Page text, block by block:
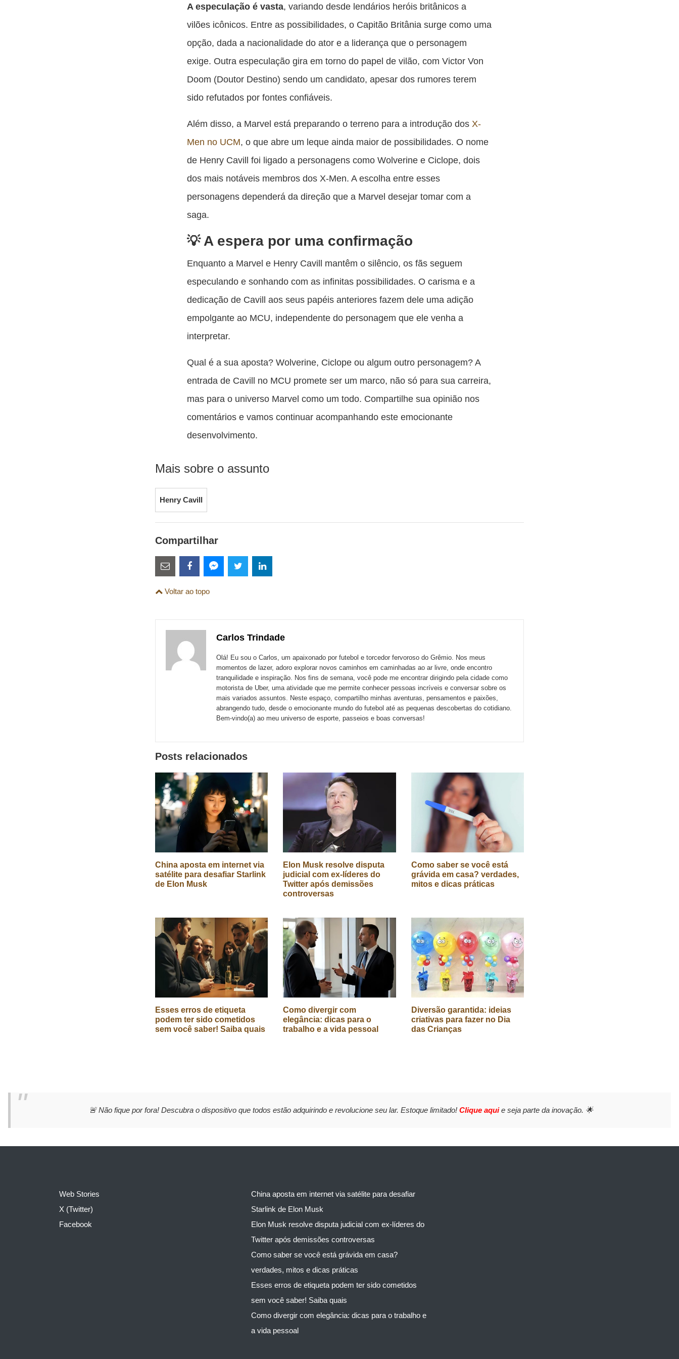
A especulação é vasta, variando desde lendários heróis britânicos a
vilões icônicos. Entre as possibilidades, o Capitão Britânia surge como uma
opção, dada a nacionalidade do ator e a liderança que o personagem
exige. Outra especulação gira em torno do papel de vilão, com Victor Von
Doom (Doutor Destino) sendo um candidato, apesar dos rumores terem
sido refutados por fontes confiáveis.
Além disso, a Marvel está preparando o terreno para a introdução dos X-
Men no UCM, o que abre um leque ainda maior de possibilidades. O nome
de Henry Cavill foi ligado a personagens como Wolverine e Ciclope, dois
dos mais notáveis membros dos X-Men. A escolha entre esses
personagens dependerá da direção que a Marvel desejar tomar com a
saga.
A espera por uma confirmação
Enquanto a Marvel e Henry Cavill mantêm o silêncio, os fãs seguem
especulando e sonhando com as infinitas possibilidades. O carisma e a
dedicação de Cavill aos seus papéis anteriores fazem dele uma adição
empolgante ao MCU, independente do personagem que ele venha a
interpretar.
Qual é a sua aposta? Wolverine, Ciclope ou algum outro personagem? A
entrada de Cavill no MCU promete ser um marco, não só para sua carreira,
mas para o universo Marvel como um todo. Compartilhe sua opinião nos
comentários e vamos continuar acompanhando este emocionante
desenvolvimento.
Mais sobre o assunto
Henry Cavill
Compartilhar
Estes
links
são
externos
com
Email
esta
com
Facebook
Voltar ao topo
Carlos Trindade
Olá! Eu sou o Carlos, um apaixonado por futebol e torcedor fervoroso do Grêmio. Nos meus
momentos de lazer, adoro explorar novos caminhos em caminhadas ao ar livre, onde encontro
tranquilidade e inspiração. Nos fins de semana, você pode me encontrar dirigindo pela cidade como
motorista de Uber, uma atividade que me permite conhecer pessoas incríveis e conversar sobre os
mais variados assuntos. Neste espaço, compartilho minhas aventuras, pensamentos e paixões,
abrangendo tudo, desde o emocionante mundo do futebol até as pequenas descobertas do cotidiano.
Bem-vindo(a) ao meu universo de esporte, passeios e boas conversas!
Posts relacionados
China aposta em internet via
satélite para desafiar Starlink
de Elon Musk
Elon Musk resolve disputa
judicial com ex-líderes do
Twitter após demissões
controversas
Como saber se você está
grávida em casa? verdades,
mitos e dicas práticas
Esses erros de etiqueta
podem ter sido cometidos
sem você saber! Saiba quais
Como divergir com
elegância: dicas para o
trabalho e a vida pessoal
Diversão garantida: ideias
criativas para fazer no Dia
das Crianças
🚨 Não fique por fora! Descubra o dispositivo que todos estão adquirindo e revolucione seu lar. Estoque limitado! Clique aquie seja parte da inovação. 🌟
Web Stories
X (Twitter)
Facebook
China aposta em internet via satélite para desafiar
Starlink de Elon Musk
Elon Musk resolve disputa judicial com ex-líderes do
Twitter após demissões controversas
Como saber se você está grávida em casa?
verdades, mitos e dicas práticas
Esses erros de etiqueta podem ter sido cometidos
sem você saber! Saiba quais
Como divergir com elegância: dicas para o trabalho e
a vida pessoal